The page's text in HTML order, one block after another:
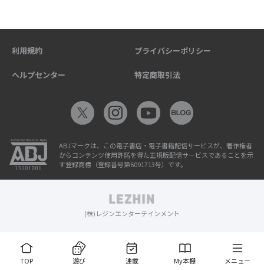
TOP 遊び 連載 My本棚 メニュー
利用規約 プライバシーポリシー
ヘルプセンター 特定商取引法
ABJマークは、この電子書店・電子書籍配信サービスが、著作権者
からコンテンツ使用許諾を得た正規版配信サービスであることを示
す登録商標（登録番号第6091713号）です。
(株)レジンエンターテインメント